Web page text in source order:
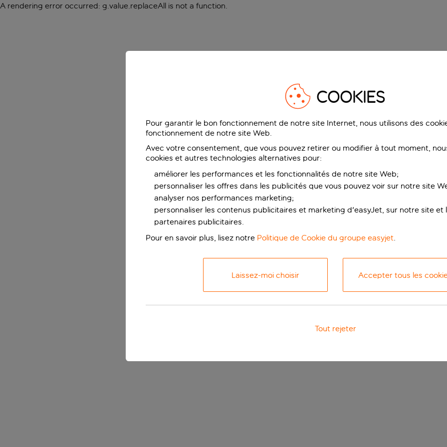
A rendering error occurred: g.value.replaceAll is not a function.
COOKIES
Pour garantir le bon fonctionnement de notre site Internet, nous utilisons des
fonctionnement de notre site Web.
Avec votre consentement, que vous pouvez retirer ou modifier à tout moment,
cookies et autres technologies alternatives pour:
améliorer les performances et les fonctionnalités de notre site Web;
personnaliser les offres dans les publicités que vous pouvez voir sur notre site
analyser nos performances marketing;
personnaliser les contenus publicitaires et marketing d'easyJet, sur notre site et
partenaires publicitaires.
Pour en savoir plus, lisez notre Politique de Cookie du groupe easyjet.
Laissez-moi choisir Accepter tous les
Tout rejeter